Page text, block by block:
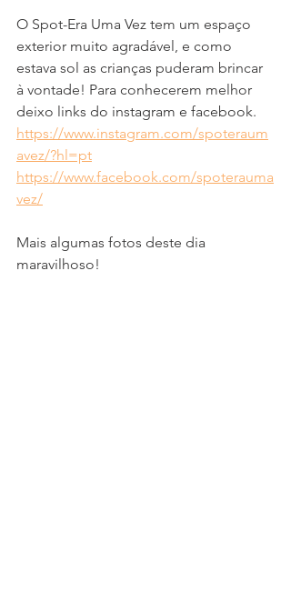
O Spot-Era Uma Vez tem um espaço
exterior muito agradável, e como
estava sol as crianças puderam brincar
à vontade! Para conhecerem melhor
deixo links do instagram e facebook.
https://www.instagram.com/spoteraum
avez/?hl=pt
https://www.facebook.com/spoterauma
vez/
Mais algumas fotos deste dia
maravilhoso!